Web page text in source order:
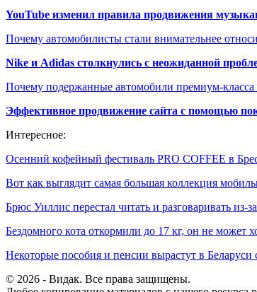
YouTube изменил правила продвижения
Почему автомобилисты стали внимательнее
Nike и Adidas столкнулись с неожиданной
Почему подержанные автомобили премиум-класса
Эффективное продвижение сайта с помощью
Интересное:
Осенний кофейный фестиваль PRO COFFEE в
Вот как выглядит самая большая коллекция
Брюс Уиллис перестал читать и разговаривать из-
Бездомного кота откормили до 17 кг, он не может
Некоторые пособия и пенсии вырастут в Беларуси
© 2026 - Видак. Все права защищены.